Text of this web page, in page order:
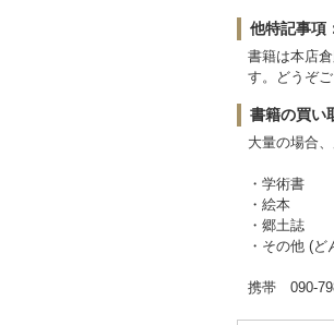
他特記事項
書籍は本店
す。どうぞ
書籍の買い
大量の場合
・学術書
・絵本
・郷土誌
・その他 (
携帯 090-